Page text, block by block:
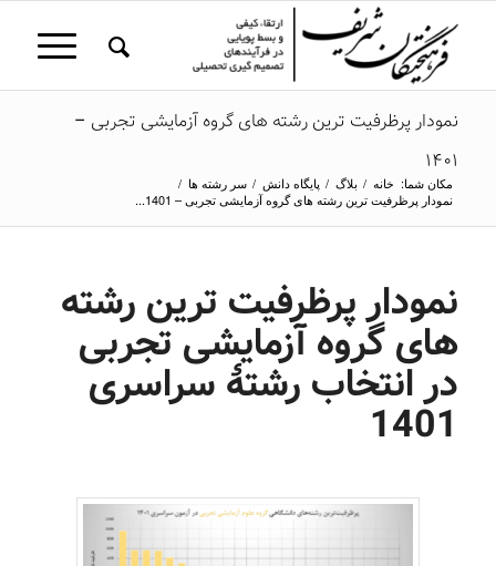
نمودار پرظرفیت ترین رشته های گروه آزمایشی تجربی –
1401
مکان شما: خانه / بلاگ / پایگاه دانش / سر رشته ها /
نمودار پرظرفیت ترین رشته های گروه آزمایشی تجربی – 1401...
نمودار پرظرفیت ترین رشته
های گروه آزمایشی تجربی
در انتخاب رشتۀ سراسری
1401